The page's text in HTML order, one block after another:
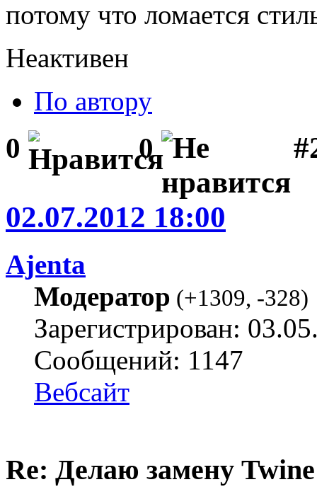
потому что ломается
Неактивен
По автору
0 0
02.07.2012 18:00
Ajenta
Модератор (+1309, -328)
Зарегистрирован:
Сообщений: 1147
Вебсайт
Re: Делаю замену